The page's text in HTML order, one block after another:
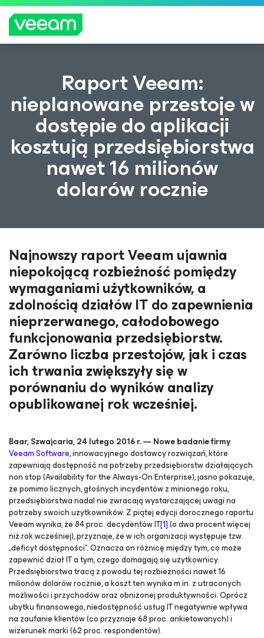
Wskazówki firmy Veeam dla klientów, których
dotyczy aktualizacja treści CrowdStrike
WIĘCEJ
INFORMA
Raport Veeam:
nieplanowane przestoje w
dostępie do aplikacji
kosztują przedsiębiorstwa
nawet 16 milionów
dolarów rocznie
Najnowszy raport Veeam ujawnia
niepokojącą rozbieżność pomiędzy
wymaganiami użytkowników, a
zdolnością działów IT do zapewnienia
nieprzerwanego, całodobowego
funkcjonowania przedsiębiorstw.
Zarówno liczba przestojów, jak i czas
ich trwania zwiększyły się w
porównaniu do wyników analizy
opublikowanej rok wcześniej.
Baar, Szwajcaria, 24 lutego 2016 r. — Nowe badanie firmy
Veeam Software, innowacyjnego dostawcy rozwiązań, które
zapewniają dostępność na potrzeby przedsiębiorstw działających
non stop (Availability for the Always-On Enterprise), jasno pokazuje,
że pomimo licznych, głośnych incydentów z minionego roku,
przedsiębiorstwa nadal nie zwracają wystarczającej uwagi na
potrzeby swoich użytkowników. Z piątej edycji dorocznego raportu
Veeam wynika, że 84 proc. decydentów IT[1](o dwa procent więcej
niż rok wcześniej), przyznaje, że w ich organizacji występuje tzw.
„deficyt dostępności”. Oznacza on różnicę między tym, co może
zapewnić dział IT a tym, czego domagają się użytkownicy.
Przedsiębiorstwa tracą z powodu tej rozbieżności nawet 16
milionów dolarów rocznie, a koszt ten wynika m.in. z utraconych
możliwości i przychodów oraz obniżonej produktywności. Oprócz
ubytku finansowego, niedostępność usług IT negatywnie wpływa
na zaufanie klientów (co przyznaje 68 proc. ankietowanych) i
wizerunek marki (62 proc. respondentów).